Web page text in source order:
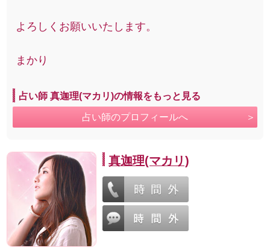
よろしくお願いいたします。
まかり
占い師 真迦理(マカリ)の情報をもっと見る
占い師のプロフィールへ
真迦理(マカリ)